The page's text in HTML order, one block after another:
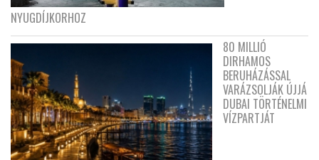
NYUGDÍJKORHOZ
80 MILLIÓ
DIRHAMOS
BERUHÁZÁSSAL
VARÁZSOLJÁK ÚJJÁ
DUBAI TÖRTÉNELMI
VÍZPARTJÁT